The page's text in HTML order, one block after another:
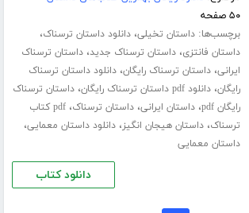
۵۰ صفحه
برچسب‌ها:داستان تخیلی،دانلود داستان ترسناک،
داستان فانتزی،داستان ترسناک جدید،داستان ترسناک
ایرانی،داستان ترسناک رایگان،دانلود داستان ترسناک
رایگان،دانلود pdf داستان ترسناک رایگان ،داستان ترسناک
رایگان pdf
،داستان ایرانی،داستان ترسناک،
pdf کتاب
ترسناک،داستان هیجان انگیز،دانلود داستان معمایی،
داستان معمایی
دانلود کتاب